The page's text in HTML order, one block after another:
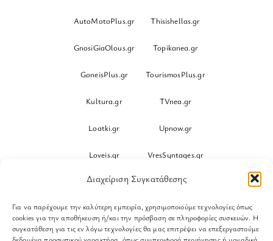
Διαχείριση Συγκατάθεσης
Για να παρέχουμε την καλύτερη εμπειρία, χρησιμοποιούμε τεχνολογίες όπως
cookies για την αποθήκευση ή/και την πρόσβαση σε πληροφορίες συσκευών. Η
συγκατάθεση για τις εν λόγω τεχνολογίες θα μας επιτρέψει να επεξεργαστούμε
AutoMotoPlus.gr Thisishellas.gr
GnosiGiaOlous.gr Topikanea.gr
GoneisPlus.gr TourismosPlus.gr
Kultura.gr TVnea.gr
Loatki.gr Upnow.gr
Loveis.gr VresSyntages.gr
ModernaGynaika.gr Xristianika.gr
OikonomiaPlus.gr ZoumeKalytera.gr
Oikotropia.gr ZoumeSpiti.gr